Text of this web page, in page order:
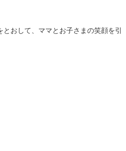
おして、ママとお子さまの笑顔を引